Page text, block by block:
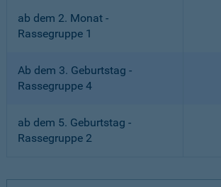
ab dem 2. Monat -
Rassegruppe 1
Ab dem 3. Geburtstag -
Rassegruppe 4
ab dem 5. Geburtstag -
Rassegruppe 2